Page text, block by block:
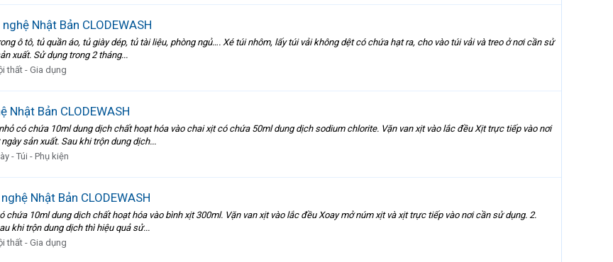
Nhật Bản CLODEWASH
ô tô, tủ quần áo, tủ giày dép, tủ tài liệu, phòng ngủ…. Xé túi nhôm, lấy túi vải không dệt có chứa hạt ra, cho vào túi vải và treo ở nơi cần sử
xuất. Sử dụng trong 2 tháng...
thất - Gia dụng
Bản CLODEWASH
có chứa 10ml dung dịch chất hoạt hóa vào chai xịt có chứa 50ml dung dịch sodium chlorite. Vặn van xịt vào lắc đều Xịt trực tiếp vào nơi
sản xuất. Sau khi trộn dung dịch...
- Túi - Phụ kiện
Nhật Bản CLODEWASH
chứa 10ml dung dịch chất hoạt hóa vào bình xịt 300ml. Vặn van xịt vào lắc đều Xoay mở núm xịt và xịt trực tiếp vào nơi cần sử dụng. 2.
khi trộn dung dịch thì hiệu quả sử...
thất - Gia dụng